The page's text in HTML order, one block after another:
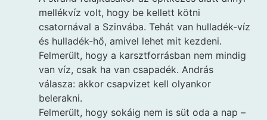
mellékvíz volt, hogy be kellett kötni
csatornával a Szinvába. Tehát van hulladék-víz
és hulladék-hő, amivel lehet mit kezdeni.
Felmerült, hogy a karsztforrásban nem mindig
van víz, csak ha van csapadék. András
válasza: akkor csapvizet kell olyankor
belerakni.
Felmerült, hogy sokáig nem is süt oda a nap –